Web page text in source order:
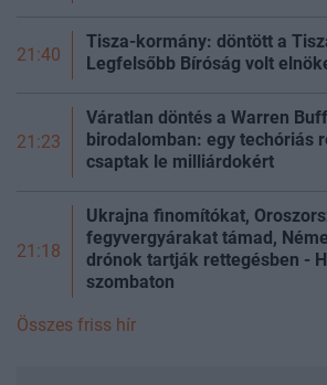
21:40
Tisza-kormány: döntött a
Legfelsőbb Bíróság volt
21:23
Váratlan döntés a Warren
birodalomban: egy techóriás
csaptak le milliárdokért
21:18
Ukrajna finomítókat,
fegyvergyárakat támad,
drónok tartják rettegésben -
szombaton
Összes friss hír